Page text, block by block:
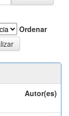
Ordenar
Autor(es)